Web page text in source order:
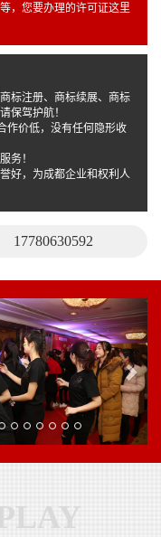
，您要办理的许可证这里
标注册、商标续展、商标
保驾护航！
作价低，没有任何隐形收
务！
好，为成都企业和权利人
17780630592